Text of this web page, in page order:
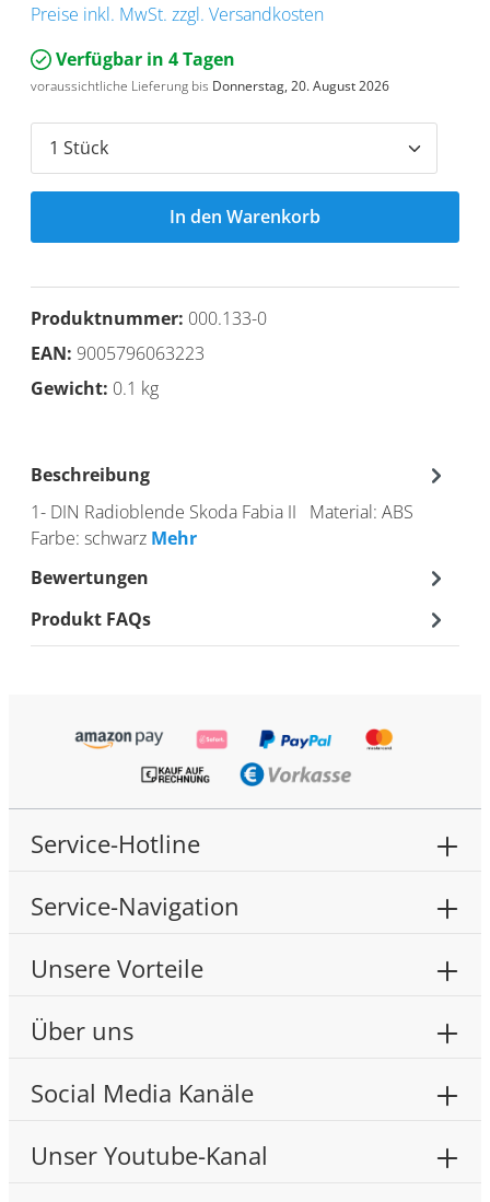
Preise inkl. MwSt. zzgl. Versandkosten
Verfügbar in 4 Tagen
voraussichtliche Lieferung bis Donnerstag, 20. August 2026
In den Warenkorb
Produktnummer: 000.133-0
EAN: 9005796063223
Gewicht: 0.1 kg
Beschreibung
1- DIN Radioblende Skoda Fabia II Material: ABS
Farbe: schwarz Mehr
Bewertungen
Produkt FAQs
Service-Hotline
Service-Navigation
Unsere Vorteile
Über uns
Social Media Kanäle
Unser Youtube-Kanal